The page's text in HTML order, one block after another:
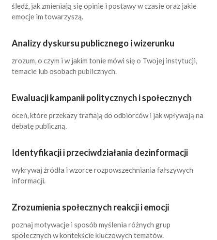
śledź, jak zmieniają się opinie i postawy w czasie oraz jakie
emocje im towarzyszą.
Analizy dyskursu publicznego i wizerunku
zrozum, o czym i w jakim tonie mówi się o Twojej instytucji,
temacie lub osobach publicznych.
Ewaluacji kampanii politycznych i społecznych
oceń, które przekazy trafiają do odbiorców i jak wpływają na
debatę publiczną.
Identyfikacji i przeciwdziałania dezinformacji
wykrywaj źródła i wzorce rozpowszechniania fałszywych
informacji.
Zrozumienia społecznych reakcji i emocji
poznaj motywacje i sposób myślenia różnych grup
społecznych w kontekście kluczowych tematów.